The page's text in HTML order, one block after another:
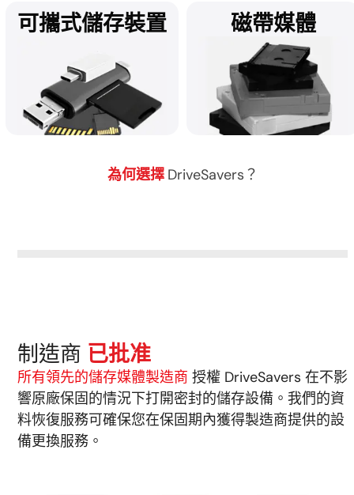
的裝置，我們都可提供資料恢
復服務。
遭遇 ransomware 攻擊後恢復
資料？請即聯絡
DriveSavers。
可攜式儲存裝置
支援所有可移除儲存媒體的資
磁帶媒體
DriveSavers 安全處理所有磁
為何選擇 DriveSavers？
制造商 已批准
所有領先的儲存媒體製造商 授權 DriveSavers 在不影
響原廠保固的情況下打開密封的儲存設備。我們的資
料恢復服務可確保您在保固期內獲得製造商提供的設
備更換服務。